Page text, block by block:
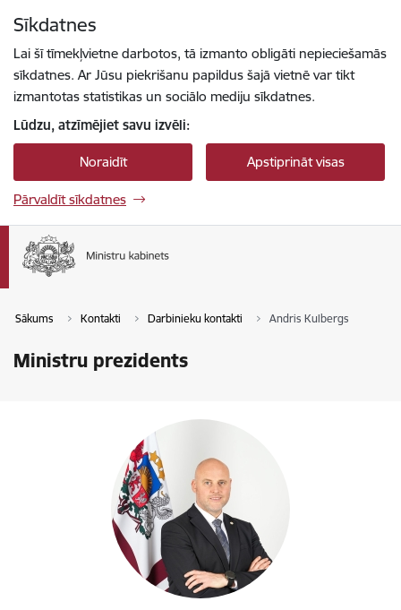
Sīkdatnes
Lai šī tīmekļvietne darbotos, tā izmanto obligāti nepieciešamās
sīkdatnes. Ar Jūsu piekrišanu papildus šajā vietnē var tikt
izmantotas statistikas un sociālo mediju sīkdatnes.
Lūdzu, atzīmējiet savu izvēli:
Noraidīt Apstiprināt visas
Pārvaldīt sīkdatnes
Sākums Kontakti Darbinieku kontakti Andris Kulbergs
Ministru prezidents